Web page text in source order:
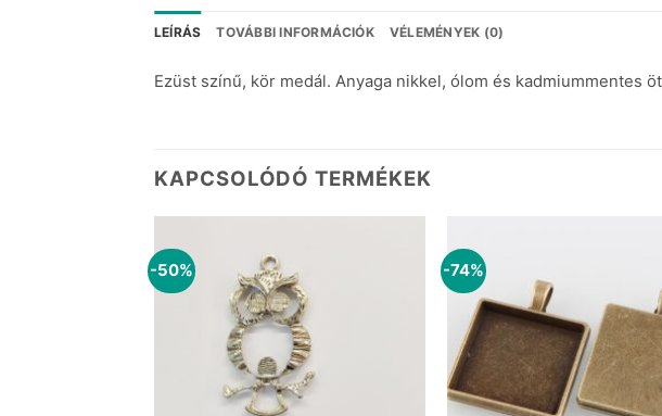
LEÍRÁS TOVÁBBI INFORMÁCIÓK VÉLEMÉNYEK (0)
Ezüst színű, kör medál. Anyaga nikkel, ólom és
KAPCSOLÓDÓ TERMÉKEK
-50% -74%